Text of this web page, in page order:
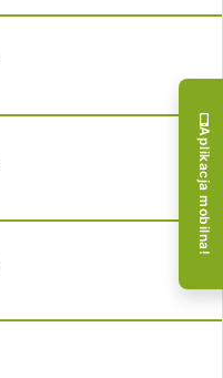
Aplikacja mobilna!